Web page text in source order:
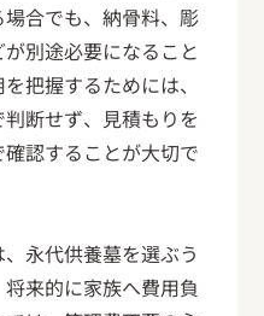
合でも、納骨料、彫
別途必要になること
把握するためには、
断せず、見積もりを
認することが大切で
永代供養墓を選ぶう
来的に家族へ費用負